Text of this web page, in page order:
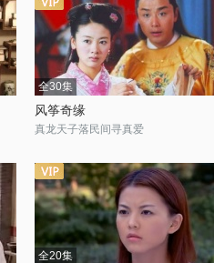
全30集
风筝奇缘
真龙天子落民间寻真爱
全20集